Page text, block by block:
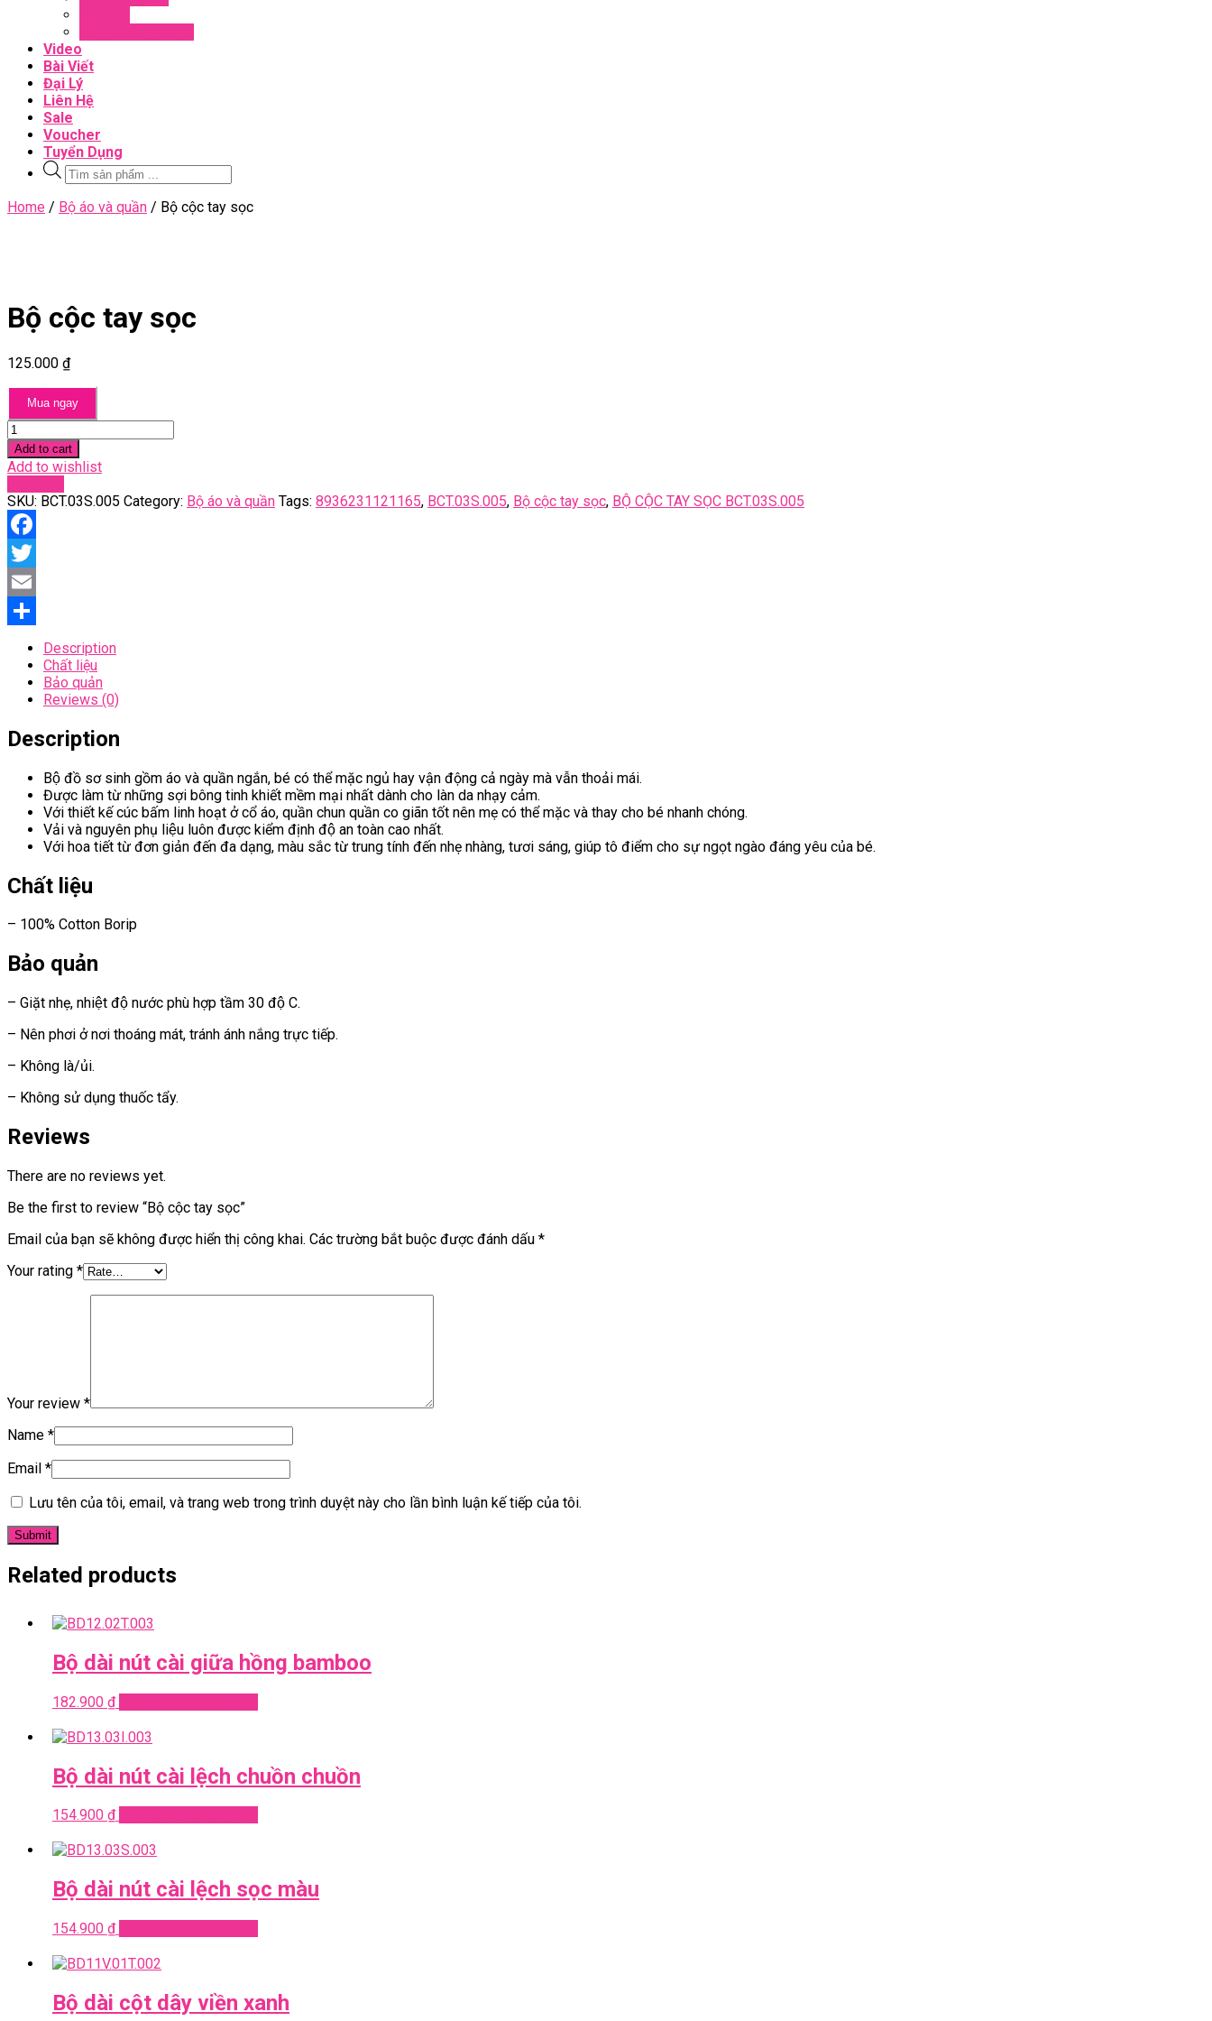
Video
Bài Viết
Đại Lý
Liên Hệ
Sale
Voucher
Tuyển Dụng
Tìm
kiếm
sản
phẩm
Close
Home / Bộ áo và quần / Bộ cộc tay sọc
Bộ cộc tay sọc
125.000 ₫
Mua ngay
Bộ
cộc
tay
sọc
quantity
Add to cart
Add to wishlist
SKU: BCT.03S.005 Category: Bộ áo và quần Tags: 8936231121165, BCT.03S.005, Bộ cộc tay sọc, BỘ CỘC TAY SỌC BCT.03S.005
Facebook
Twitter
Email
Description
Chất liệu
Bảo quản
Reviews (0)
Description
Bộ đồ sơ sinh gồm áo và quần ngắn, bé có thể mặc ngủ hay vận động cả ngày mà vẫn thoải mái.
Được làm từ những sợi bông tinh khiết mềm mại nhất dành cho làn da nhạy cảm.
Với thiết kế cúc bấm linh hoạt ở cổ áo, quần chun quần co giãn tốt nên mẹ có thể mặc và thay cho bé nhanh chóng.
Vải và nguyên phụ liệu luôn được kiểm định độ an toàn cao nhất.
Với hoa tiết từ đơn giản đến đa dạng, màu sắc từ trung tính đến nhẹ nhàng, tươi sáng, giúp tô điểm cho sự ngọt ngào đáng yêu của bé.
Chất liệu
– 100% Cotton Borip
Bảo quản
– Giặt nhẹ, nhiệt độ nước phù hợp tầm 30 độ C.
– Nên phơi ở nơi thoáng mát, tránh ánh nắng trực tiếp.
– Không là/ủi.
– Không sử dụng thuốc tẩy.
Reviews
There are no reviews yet.
Be the first to review “Bộ cộc tay sọc”
Email của bạn sẽ không được hiển thị công khai. Các trường bắt buộc được đánh dấu *
Your rating *
Your review *
Name *
Email *
Lưu tên của tôi, email, và trang web trong trình duyệt này cho lần bình luận kế tiếp của tôi.
Related products
Bộ dài nút cài giữa hồng bamboo
182.900 ₫
Bộ dài nút cài lệch chuồn chuồn
154.900 ₫
Bộ dài nút cài lệch sọc màu
154.900 ₫
Bộ dài cột dây viền xanh